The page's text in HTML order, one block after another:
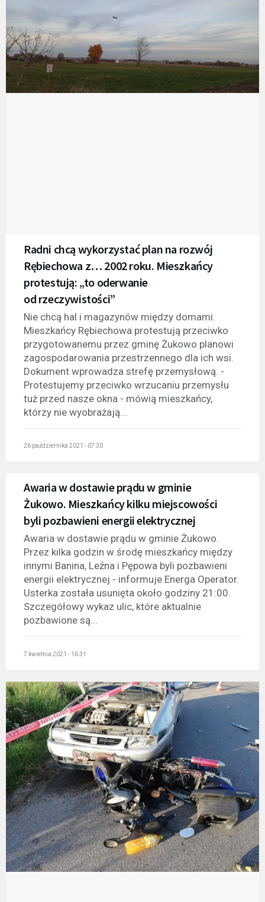
Radni chcą wykorzystać plan na rozwój
Rębiechowa z… 2002 roku. Mieszkańcy
protestują: „to oderwanie
od rzeczywistości”
Nie chcą hal i magazynów między domami.
Mieszkańcy Rębiechowa protestują przeciwko
przygotowanemu przez gminę Żukowo planowi
zagospodarowania przestrzennego dla ich wsi.
Dokument wprowadza strefę przemysłową. -
Protestujemy przeciwko wrzucaniu przemysłu
tuż przed nasze okna - mówią mieszkańcy,
którzy nie wyobrażają...
26 października 2021 - 07:30
Awaria w dostawie prądu w gminie
Żukowo. Mieszkańcy kilku miejscowości
byli pozbawieni energii elektrycznej
Awaria w dostawie prądu w gminie Żukowo.
Przez kilka godzin w środę mieszkańcy między
innymi Banina, Leźna i Pępowa byli pozbawieni
energii elektrycznej - informuje Energa Operator.
Usterka została usunięta około godziny 21:00.
Szczegółowy wykaz ulic, które aktualnie
pozbawione są...
7 kwietnia 2021 - 16:31